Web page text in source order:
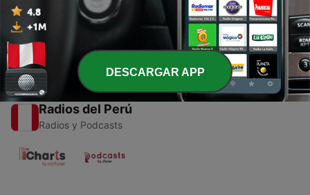
13 sep. 2021
Radios del Perú
Radios y Podcasts
DESCARGAR APP